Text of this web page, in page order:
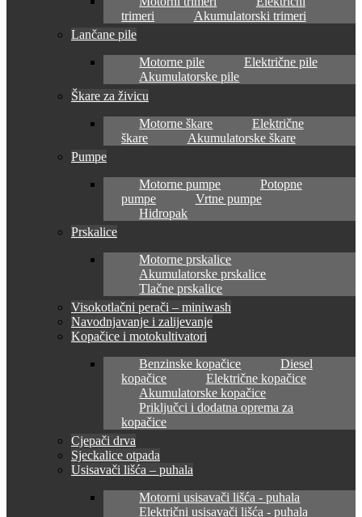
trimeri
Akumulatorski trimeri
Lančane pile
Motorne pile
Električne pile
Akumulatorske pile
Škare za živicu
Motorne škare
Električne
škare
Akumulatorske škare
Pumpe
Motorne pumpe
Potopne
pumpe
Vrtne pumpe
Hidropak
Prskalice
Motorne prskalice
Akumulatorske prskalice
Tlačne prskalice
Visokotlačni perači – miniwash
Navodnjavanje i zalijevanje
Kopačice i motokultivatori
Benzinske kopačice
Diesel
kopačice
Električne kopačice
Akumulatorske kopačice
Priključci i dodatna oprema za
kopačice
Cjepači drva
Sjeckalice otpada
Usisavači lišća – puhala
Motorni usisavači lišća - puhala
Električni usisavači lišća - puhala